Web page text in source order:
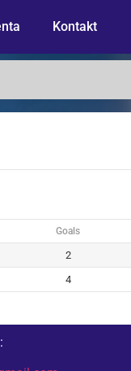
Kontakt
Goals
2
4